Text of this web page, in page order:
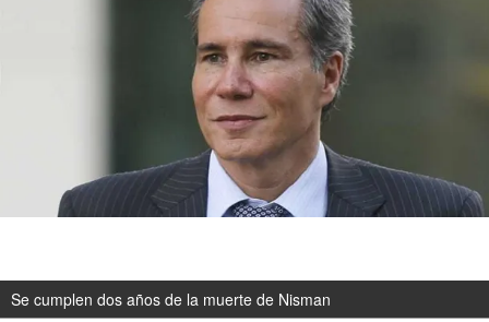
Se cumplen dos años de la muerte de Nisman